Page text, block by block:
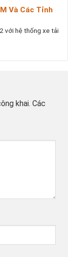
Và Các Tỉnh
với hệ thống xe tải
khai. Các